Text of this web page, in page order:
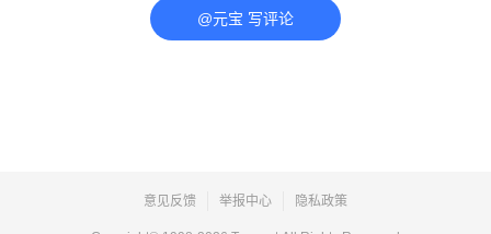
@元宝 写评论
意见反馈 举报中心 隐私政策